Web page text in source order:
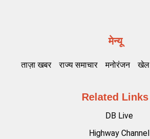
मेन्यू
ताज़ा खबर राज्य समाचार मनोरंजन खेल
Related Links
DB Live
Highway Channel